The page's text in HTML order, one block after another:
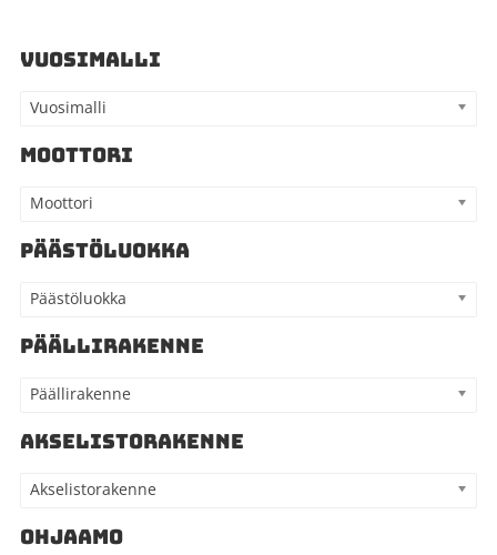
VUOSIMALLI
Vuosimalli
MOOTTORI
Moottori
PÄÄSTÖLUOKKA
Päästöluokka
PÄÄLLIRAKENNE
Päällirakenne
AKSELISTORAKENNE
Akselistorakenne
OHJAAMO